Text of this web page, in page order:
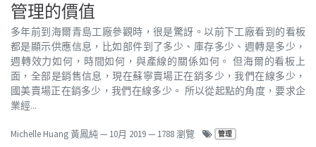
管理的價值
多年前到海爾青島工廠參觀時，很是驚訝。以前下工廠看到的看板
都是顯示供應信息，比如部件到了多少、庫存多少、週轉是多少，
週轉效力如何，時間如何，與產線的關係如何。 但海爾的看板上
面，全部是銷售信息，現在蘇寧賣場正在銷多少，我們在線多少，
國美賣場正在銷多少，我們在線多少。 所以從起點的角度，要求企
業經...
Michelle Huang 黃鳳純— 10月 2019— 1788 瀏覽 管理